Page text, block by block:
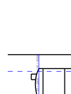
D1 = 2300
H1 = 1000